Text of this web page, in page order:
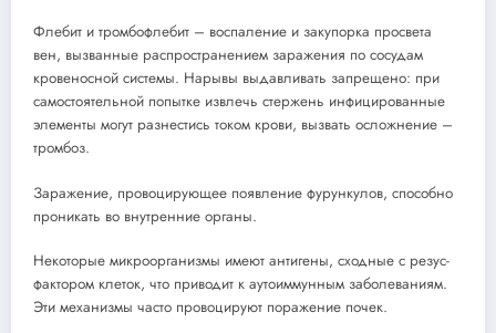
Флебит и тромбофлебит – воспаление и закупорка просвета
вен, вызванные распространением заражения по сосудам
кровеносной системы. Нарывы выдавливать запрещено: при
самостоятельной попытке извлечь стержень инфицированные
элементы могут разнестись током крови, вызвать осложнение –
тромбоз.
Заражение, провоцирующее появление фурункулов, способно
проникать во внутренние органы.
Некоторые микроорганизмы имеют антигены, сходные с резус-
фактором клеток, что приводит к аутоиммунным заболеваниям.
Эти механизмы часто провоцируют поражение почек.